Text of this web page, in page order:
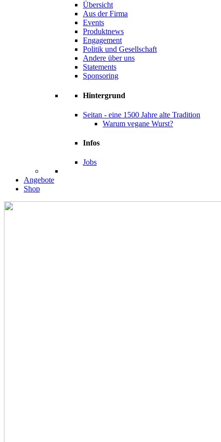
Übersicht
Aus der Firma
Events
Produktnews
Engagement
Politik und Gesellschaft
Andere über uns
Statements
Sponsoring
Hintergrund
Seitan - eine 1500 Jahre alte Tradition
Warum vegane Wurst?
Infos
Jobs
Angebote
Shop